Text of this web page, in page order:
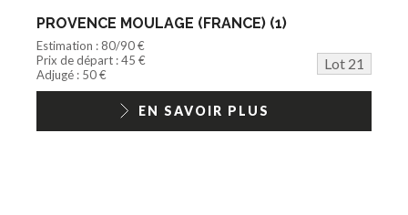
PROVENCE MOULAGE (FRANCE) (1)
Estimation : 80/90 €
Prix de départ : 45 €
Lot 21
Adjugé : 50 €
EN SAVOIR PLUS